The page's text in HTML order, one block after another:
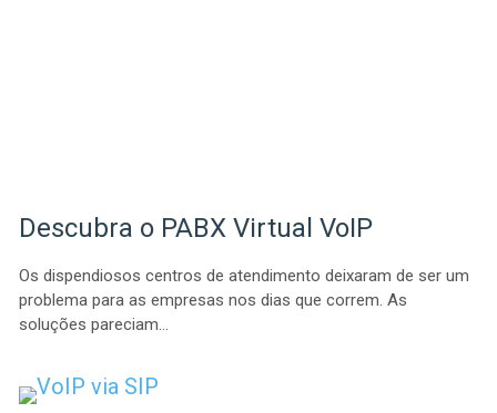
Descubra o PABX Virtual VoIP
Os dispendiosos centros de atendimento deixaram de ser um
problema para as empresas nos dias que correm. As
soluções pareciam…